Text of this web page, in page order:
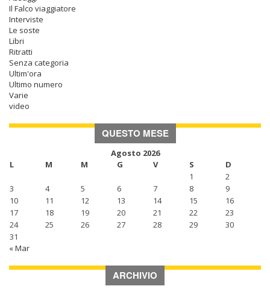
Il Falco viaggiatore
Interviste
Le soste
Libri
Ritratti
Senza categoria
Ultim'ora
Ultimo numero
Varie
video
QUESTO MESE
Agosto 2026
L
M M G V S
D
1
2
3
4 5 6 7 8
9
10
11 12 13 14 15
16
17
18 19 20 21 22
23
24
25 26 27 28 29
30
31
« Mar
ARCHIVIO